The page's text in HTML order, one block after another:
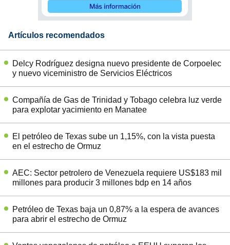
Artículos recomendados
Delcy Rodríguez designa nuevo presidente de Corpoelec
y nuevo viceministro de Servicios Eléctricos
Compañía de Gas de Trinidad y Tobago celebra luz verde
para explotar yacimiento en Manatee
El petróleo de Texas sube un 1,15%, con la vista puesta
en el estrecho de Ormuz
AEC: Sector petrolero de Venezuela requiere US$183 mil
millones para producir 3 millones bdp en 14 años
Petróleo de Texas baja un 0,87% a la espera de avances
para abrir el estrecho de Ormuz